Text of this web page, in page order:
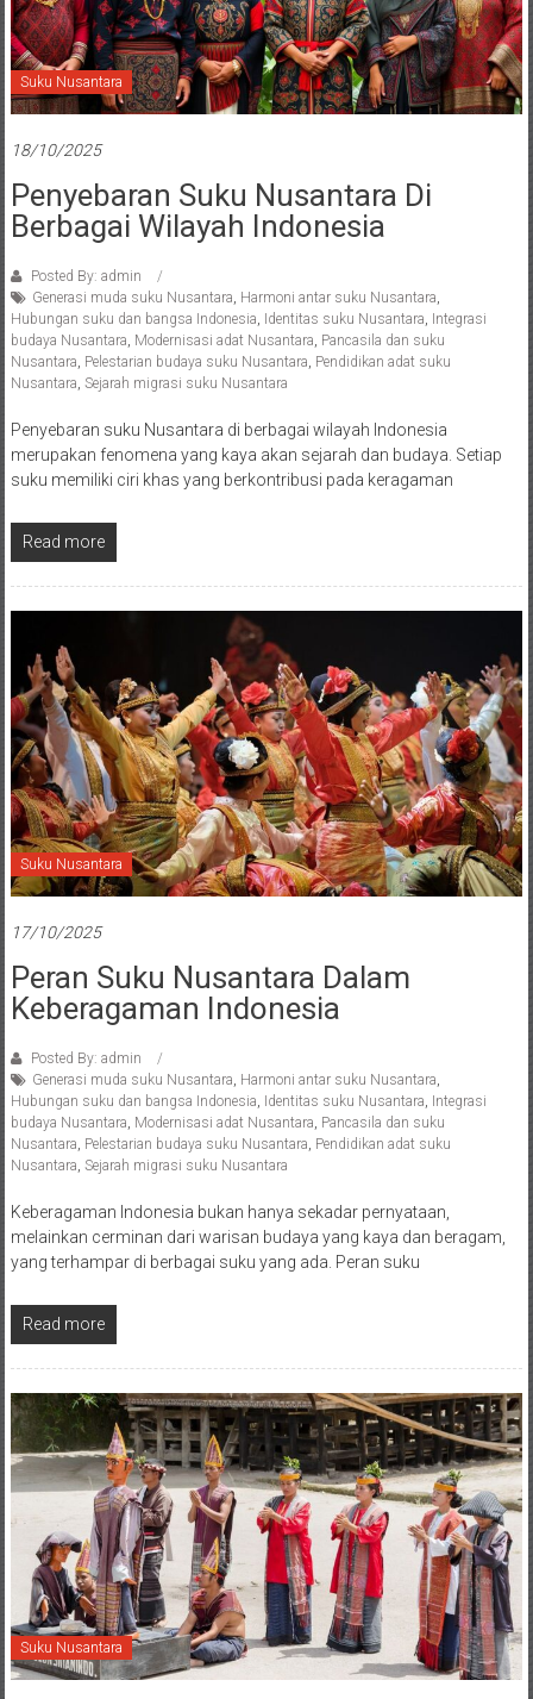
Suku Nusantara
18/10/2025
Penyebaran Suku Nusantara Di
Berbagai Wilayah Indonesia
Posted By: admin
Generasi muda suku Nusantara Harmoni antar suku Nusantara
Hubungan suku dan bangsa Indonesia Identitas suku Nusantara Integrasi
budaya Nusantara Modernisasi adat Nusantara Pancasila dan suku
Nusantara Pelestarian budaya suku Nusantara Pendidikan adat suku
Nusantara Sejarah migrasi suku Nusantara
Penyebaran suku Nusantara di berbagai wilayah Indonesia
merupakan fenomena yang kaya akan sejarah dan budaya. Setiap
suku memiliki ciri khas yang berkontribusi pada keragaman
Read more
Suku Nusantara
17/10/2025
Peran Suku Nusantara Dalam
Keberagaman Indonesia
Posted By: admin
Generasi muda suku Nusantara, Harmoni antar suku Nusantara,
Hubungan suku dan bangsa Indonesia, Identitas suku Nusantara, Integrasi
budaya Nusantara, Modernisasi adat Nusantara, Pancasila dan suku
Nusantara, Pelestarian budaya suku Nusantara, Pendidikan adat suku
Nusantara, Sejarah migrasi suku Nusantara
Keberagaman Indonesia bukan hanya sekadar pernyataan,
melainkan cerminan dari warisan budaya yang kaya dan beragam,
yang terhampar di berbagai suku yang ada. Peran suku
Read more
Suku Nusantara